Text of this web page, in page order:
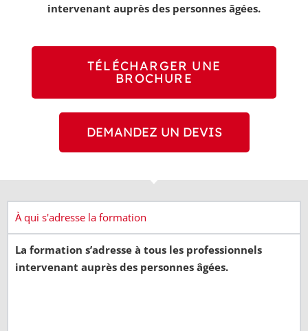
intervenant auprès des personnes âgées.
TÉLÉCHARGER UNE
BROCHURE
DEMANDEZ UN DEVIS
À qui s'adresse la formation
La formation s’adresse à tous les professionnels
intervenant auprès des personnes âgées.